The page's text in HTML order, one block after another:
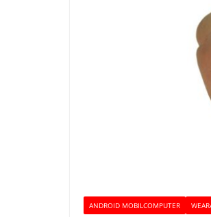
ANDROID MOBILCOMPUTER